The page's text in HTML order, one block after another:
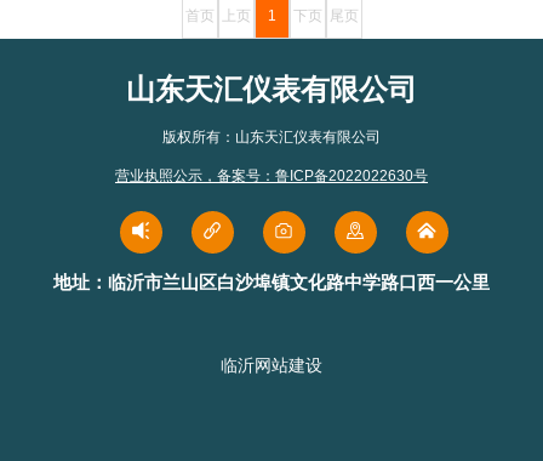
首页 上页 1 下页 尾页
山东天汇仪表有限公司
版权所有：山东天汇仪表有限公司
营业执照公示 ， 备案号：鲁ICP备2022022630号
地址：临沂市兰山区白沙埠镇文化路中学路口西一公里
临沂网站建设